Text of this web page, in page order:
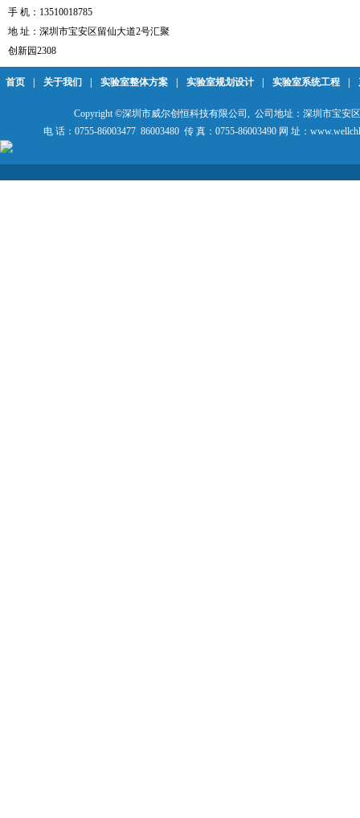
手 机：13510018785
地 址：深圳市宝安区留仙大道2号汇聚
创新园2308
首页 关于我们 实验室整体方案 实验室规划设计 实验室系统工程
Copyright ©深圳市威尔创恒科技有限公司, 公司地址：深圳市宝安
电 话：0755-86003477 86003480 传 真：0755-86003490 网 址：